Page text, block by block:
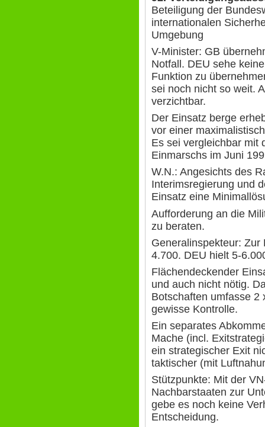
Beteiligung der
internationalen
Umgebung
V-Minister: GB
Notfall. DEU sehe
Funktion zu
sei noch nicht so weit.
verzichtbar.
Der Einsatz berge
vor einer
Es sei vergleichbar mit
Einmarschs im Juni
W.N.: Angesichts des
Interimsregierung und
Einsatz eine
Aufforderung an die
zu beraten.
Generalinspekteur: Zur
4.700. DEU hielt 5-
Flächendeckender
und auch nicht nötig.
Botschaften umfasse 2
gewisse Kontrolle.
Ein separates
Mache (incl.
ein strategischer Exit
taktischer (mit
Stützpunkte: Mit der
Nachbarstaaten zur
gebe es noch keine
Entscheidung.